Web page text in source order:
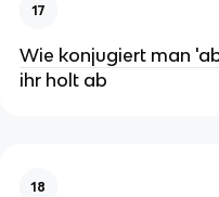
17
Wie konjugiert man
ihr holt ab
18